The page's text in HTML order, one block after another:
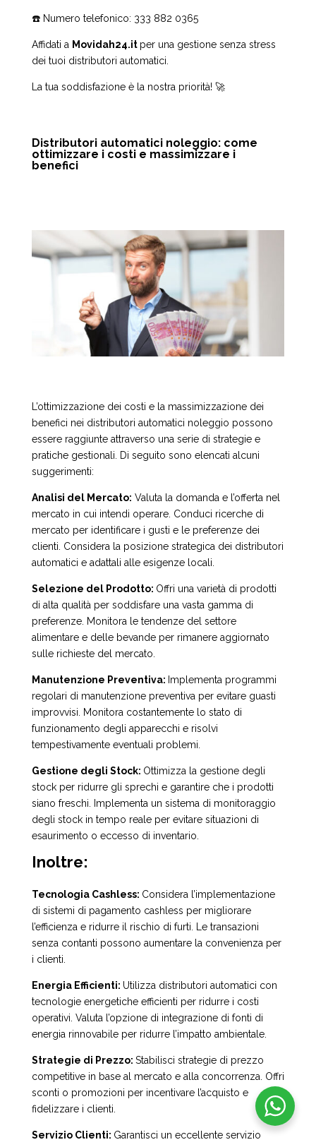
☎️ Numero telefonico: 333 882 0365
Affidati a Movidah24.it per una gestione senza stress
dei tuoi distributori automatici.
La tua soddisfazione è la nostra priorità! 🚀
Distributori automatici noleggio: come
ottimizzare i costi e massimizzare i
benefici
L’ottimizzazione dei costi e la massimizzazione dei
benefici nei distributori automatici noleggio possono
essere raggiunte attraverso una serie di strategie e
pratiche gestionali. Di seguito sono elencati alcuni
suggerimenti:
Analisi del Mercato: Valuta la domanda e l’offerta nel
mercato in cui intendi operare. Conduci ricerche di
mercato per identificare i gusti e le preferenze dei
clienti. Considera la posizione strategica dei distributori
automatici e adattali alle esigenze locali.
Selezione del Prodotto: Offri una varietà di prodotti
di alta qualità per soddisfare una vasta gamma di
preferenze. Monitora le tendenze del settore
alimentare e delle bevande per rimanere aggiornato
sulle richieste del mercato.
Manutenzione Preventiva: Implementa programmi
regolari di manutenzione preventiva per evitare guasti
improvvisi. Monitora costantemente lo stato di
funzionamento degli apparecchi e risolvi
tempestivamente eventuali problemi.
Gestione degli Stock: Ottimizza la gestione degli
stock per ridurre gli sprechi e garantire che i prodotti
siano freschi. Implementa un sistema di monitoraggio
degli stock in tempo reale per evitare situazioni di
esaurimento o eccesso di inventario.
Inoltre:
Tecnologia Cashless: Considera l’implementazione
di sistemi di pagamento cashless per migliorare
l’efficienza e ridurre il rischio di furti. Le transazioni
senza contanti possono aumentare la convenienza per
i clienti.
Energia Efficienti: Utilizza distributori automatici con
tecnologie energetiche efficienti per ridurre i costi
operativi. Valuta l’opzione di integrazione di fonti di
energia rinnovabile per ridurre l’impatto ambientale.
Strategie di Prezzo: Stabilisci strategie di prezzo
competitive in base al mercato e alla concorrenza. Offri
sconti o promozioni per incentivare l’acquisto e
fidelizzare i clienti.
Servizio Clienti: Garantisci un eccellente servizio